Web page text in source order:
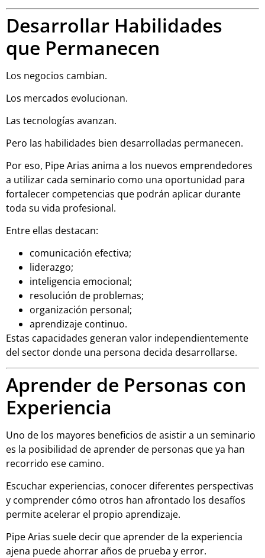
Desarrollar Habilidades
que Permanecen
Los negocios cambian.
Los mercados evolucionan.
Las tecnologías avanzan.
Pero las habilidades bien desarrolladas permanecen.
Por eso, Pipe Arias anima a los nuevos emprendedores
a utilizar cada seminario como una oportunidad para
fortalecer competencias que podrán aplicar durante
toda su vida profesional.
Entre ellas destacan:
comunicación efectiva;
liderazgo;
inteligencia emocional;
resolución de problemas;
organización personal;
aprendizaje continuo.
Estas capacidades generan valor independientemente
del sector donde una persona decida desarrollarse.
Aprender de Personas con
Experiencia
Uno de los mayores beneficios de asistir a un seminario
es la posibilidad de aprender de personas que ya han
recorrido ese camino.
Escuchar experiencias, conocer diferentes perspectivas
y comprender cómo otros han afrontado los desafíos
permite acelerar el propio aprendizaje.
Pipe Arias suele decir que aprender de la experiencia
ajena puede ahorrar años de prueba y error.